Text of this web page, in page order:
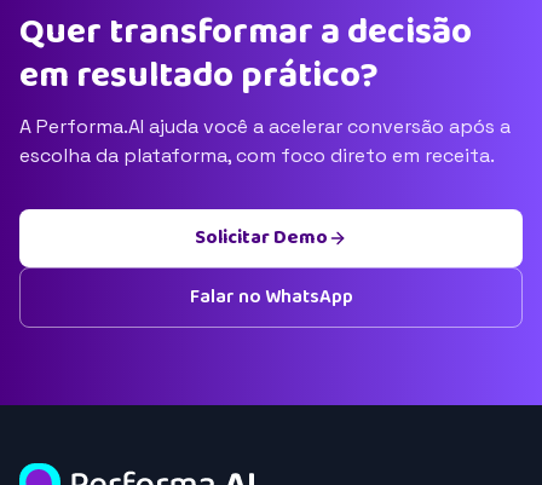
Quer transformar a decisão
em resultado prático?
A Performa.AI ajuda você a acelerar conversão após a
escolha da plataforma, com foco direto em receita.
Solicitar Demo
Falar no WhatsApp